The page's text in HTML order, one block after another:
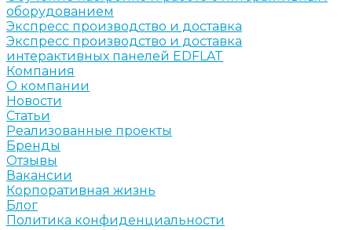
оборудованием
Экспресс производство и доставка
Экспресс производство и доставка
интерактивных панелей EDFLAT
Компания
О компании
Новости
Статьи
Реализованные проекты
Бренды
Отзывы
Вакансии
Корпоративная жизнь
Блог
Политика конфиденциальности